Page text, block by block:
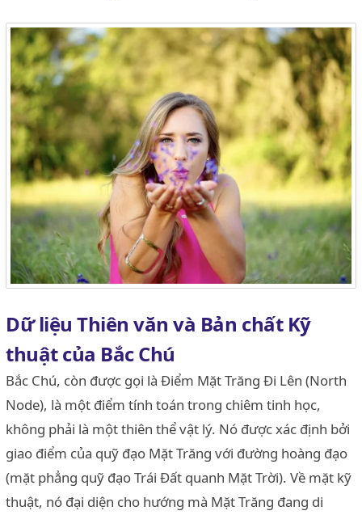
Dữ liệu Thiên văn và Bản chất Kỹ
thuật của Bắc Chú
Bắc Chú, còn được gọi là Điểm Mặt Trăng Đi Lên (North
Node), là một điểm tính toán trong chiêm tinh học,
không phải là một thiên thể vật lý. Nó được xác định bởi
giao điểm của quỹ đạo Mặt Trăng với đường hoàng đạo
(mặt phẳng quỹ đạo Trái Đất quanh Mặt Trời). Về mặt kỹ
thuật, nó đại diện cho hướng mà Mặt Trăng đang di